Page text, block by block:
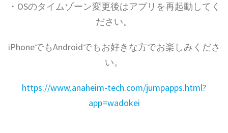
・OSのタイムゾーン変更後はアプリを再起動してく
ださい。
iPhoneでもAndroidでもお好きな方でお楽しみくださ
い。
https://www.anaheim-tech.com/jumpapps.html?
app=wadokei